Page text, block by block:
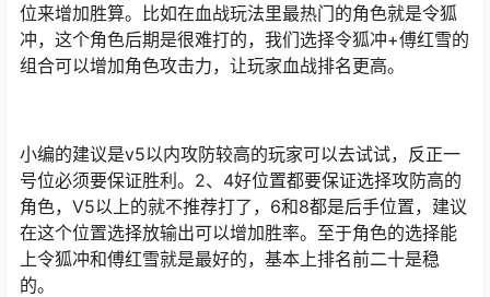
位来增加胜算。比如在血战玩法里最热门的角色就是令狐
冲，这个角色后期是很难打的，我们选择令狐冲+傅红雪的
组合可以增加角色攻击力，让玩家血战排名更高。
小编的建议是v5以内攻防较高的玩家可以去试试，反正一
号位必须要保证胜利。2、4好位置都要保证选择攻防高的
角色，V5以上的就不推荐打了，6和8都是后手位置，建议
在这个位置选择放输出可以增加胜率。至于角色的选择能
上令狐冲和傅红雪就是最好的，基本上排名前二十是稳
的。